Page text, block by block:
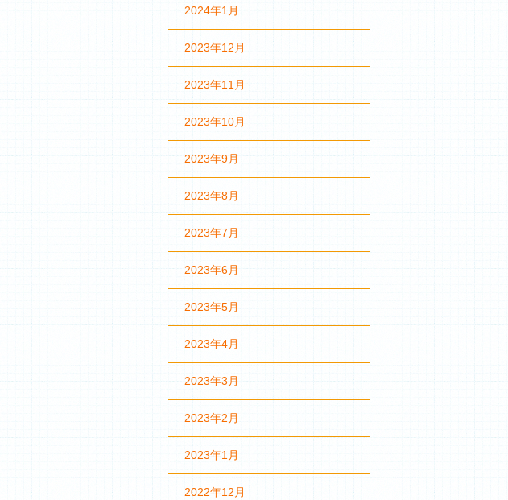
2024年1月
2023年12月
2023年11月
2023年10月
2023年9月
2023年8月
2023年7月
2023年6月
2023年5月
2023年4月
2023年3月
2023年2月
2023年1月
2022年12月